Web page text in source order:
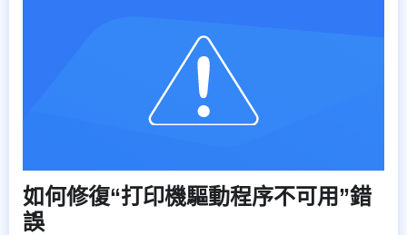
如何修復“打印機驅動程序不可用”錯
誤